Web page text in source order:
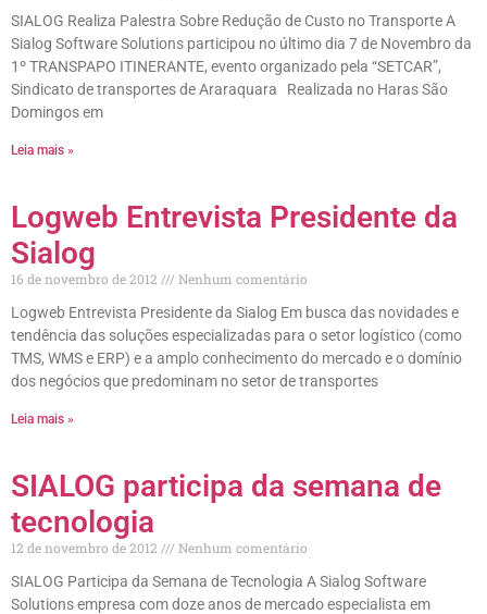
SIALOG Realiza Palestra Sobre Redução de Custo no Transporte A
Sialog Software Solutions participou no último dia 7 de Novembro da
1º TRANSPAPO ITINERANTE, evento organizado pela “SETCAR”,
Sindicato de transportes de Araraquara Realizada no Haras São
Domingos em
Leia mais »
Logweb Entrevista Presidente da
Sialog
16 de novembro de 2012
Nenhum comentário
Logweb Entrevista Presidente da Sialog Em busca das novidades e
tendência das soluções especializadas para o setor logístico (como
TMS, WMS e ERP) e a amplo conhecimento do mercado e o domínio
dos negócios que predominam no setor de transportes
Leia mais »
SIALOG participa da semana de
tecnologia
12 de novembro de 2012
Nenhum comentário
SIALOG Participa da Semana de Tecnologia A Sialog Software
Solutions empresa com doze anos de mercado especialista em